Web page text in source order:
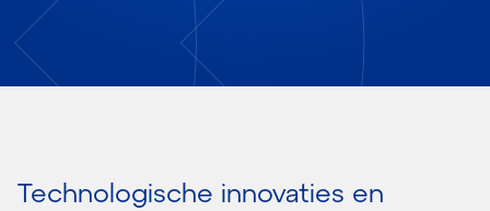
Technologische innovaties en